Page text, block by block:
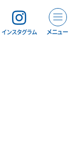
インスタグラム メニュー